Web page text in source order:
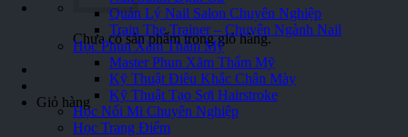
Chưa có sản phẩm trong giỏ hàng.
Giỏ hàng
Quản Lý Nail Salon Chuyên Nghiệp
Train The Trainer – Chuyên Ngành Nail
Học Phun Xăm Thẩm Mỹ
Master Phun Xăm Thẩm Mỹ
Kỹ Thuật Điêu Khắc Chân Mày
Kỹ Thuật Tạo Sợi Hairstroke
Học Nối Mi Chuyên Nghiệp
Học Trang Điểm